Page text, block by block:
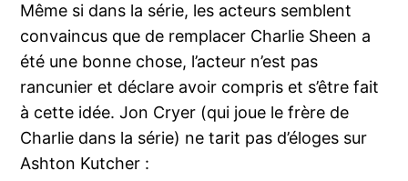
Même si dans la série, les acteurs semblent
convaincus que de remplacer Charlie Sheen a
été une bonne chose, l’acteur n’est pas
rancunier et déclare avoir compris et s’être fait
à cette idée. Jon Cryer (qui joue le frère de
Charlie dans la série) ne tarit pas d’éloges sur
Ashton Kutcher :